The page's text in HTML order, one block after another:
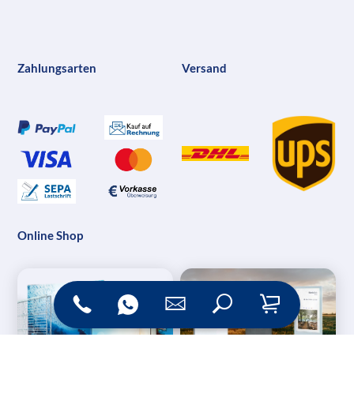
Zahlungsarten Versand
Online Shop